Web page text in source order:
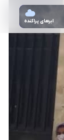
ابرهای پراکنده